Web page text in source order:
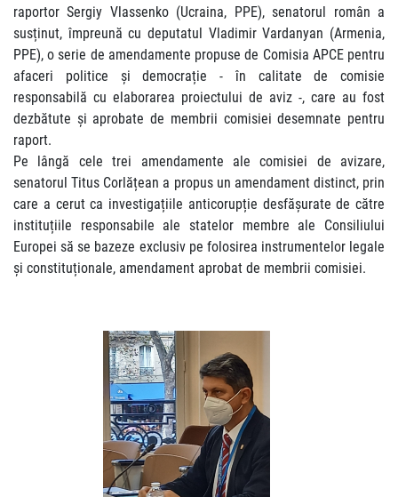
raportor Sergiy Vlassenko (Ucraina, PPE), senatorul român a
susținut, împreună cu deputatul Vladimir Vardanyan (Armenia,
PPE), o serie de amendamente propuse de Comisia APCE pentru
afaceri politice și democrație - în calitate de comisie
responsabilă cu elaborarea proiectului de aviz -, care au fost
dezbătute și aprobate de membrii comisiei desemnate pentru
raport.
Pe lângă cele trei amendamente ale comisiei de avizare,
senatorul Titus Corlățean a propus un amendament distinct, prin
care a cerut ca investigațiile anticorupție desfășurate de către
instituțiile responsabile ale statelor membre ale Consiliului
Europei să se bazeze exclusiv pe folosirea instrumentelor legale
și constituționale, amendament aprobat de membrii comisiei.